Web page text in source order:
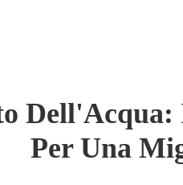
Per Una